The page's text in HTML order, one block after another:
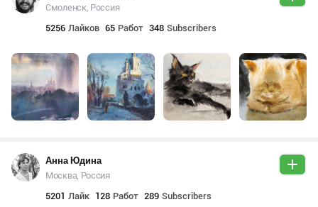
Смоленск, Россия
5256 Лайков 65 Работ 348 Subscribers
Анна Юдина
Москва, Россия
5201 Лайк 128 Работ 289 Subscribers